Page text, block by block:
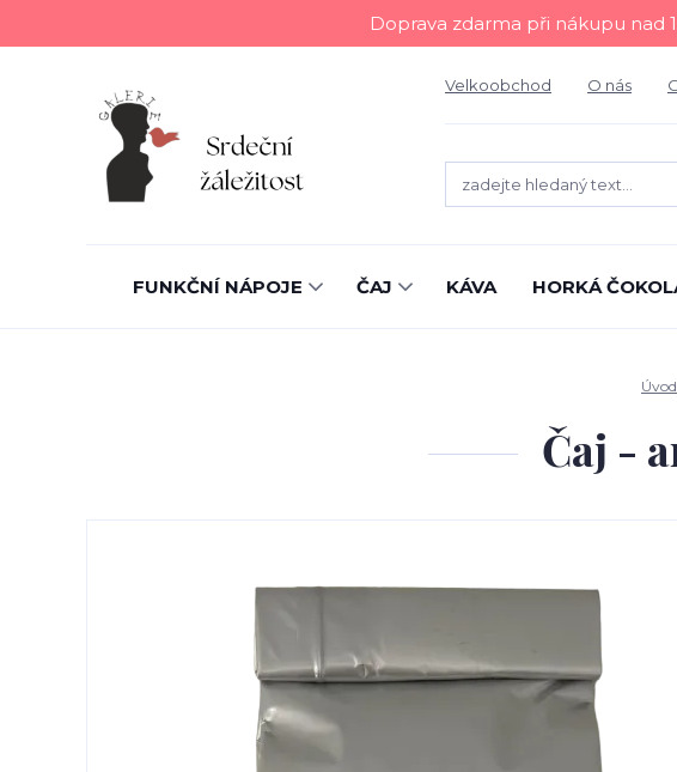
Doprava zdarma při nákupu nad
Velkoobchod O nás
FUNKČNÍ NÁPOJE ČAJ KÁVA HORKÁ
Úvod
Čaj -